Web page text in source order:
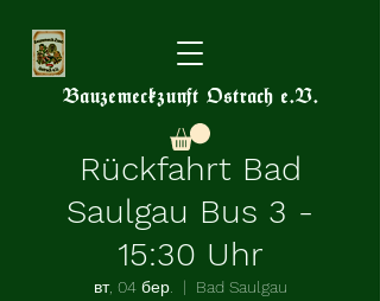
Bauzemeckzunft Ostrach e.V.
Rückfahrt Bad
Saulgau Bus 3 -
15:30 Uhr
вт, 04 бер.
  |
Bad Saulgau